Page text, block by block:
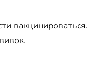
вакцинироваться.